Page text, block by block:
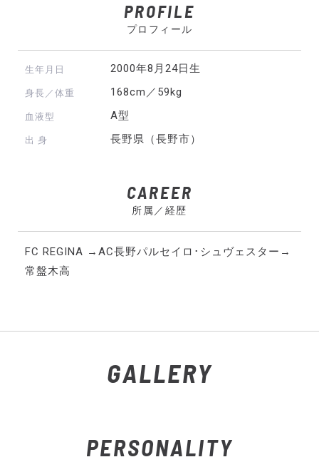
PROFILE
プロフィール
生年月日 2000年8月24日生
身長／体重 168cm／59kg
血液型 A型
出 身 長野県（長野市）
CAREER
所属／経歴
FC REGINA →AC長野パルセイロ･シュヴェスター→
常盤木高
GALLERY
PERSONALITY